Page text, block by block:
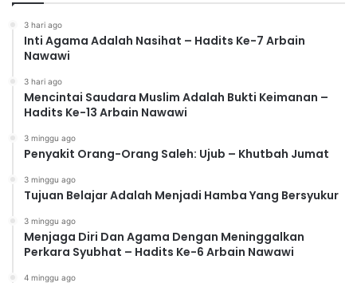
3 hari ago
Inti Agama Adalah Nasihat – Hadits Ke-7 Arbain
Nawawi
3 hari ago
Mencintai Saudara Muslim Adalah Bukti Keimanan –
Hadits Ke-13 Arbain Nawawi
3 minggu ago
Penyakit Orang-Orang Saleh: Ujub – Khutbah Jumat
3 minggu ago
Tujuan Belajar Adalah Menjadi Hamba Yang Bersyukur
3 minggu ago
Menjaga Diri Dan Agama Dengan Meninggalkan
Perkara Syubhat – Hadits Ke-6 Arbain Nawawi
4 minggu ago